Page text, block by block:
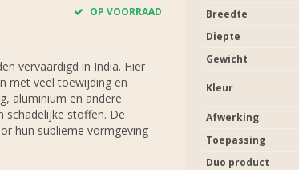
OP VOORRAAD
vervaardigd in India. Hier
met veel toewijding en
aluminium en andere
schadelijke stoffen. De
hun sublieme vormgeving
Breedte
Diepte
Gewicht
Kleur
Afwerking
Toepassing
Duo product